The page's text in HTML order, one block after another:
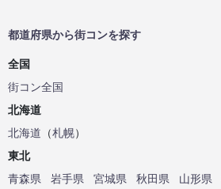
都道府県から街コンを探す
全国
街コン全国
北海道
北海道 （札幌）
東北
青森県
岩手県 宮城県 秋田県 山形県